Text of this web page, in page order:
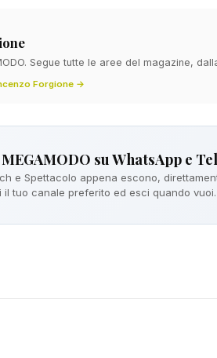
Segue tutte le aree del magazine,
Forgione →
su WhatsApp e
e Spettacolo appena escono,
il tuo canale preferito ed esci quando vuoi.